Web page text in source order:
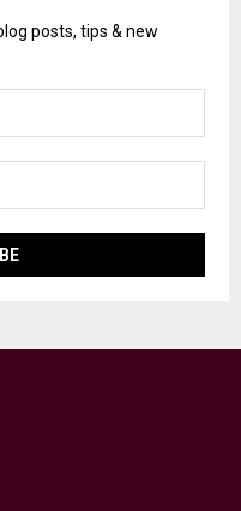
posts, tips & new